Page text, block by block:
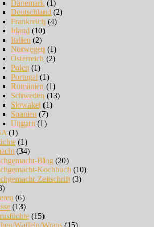
Dänemark (1)
Deutschland (2)
Frankreich (4)
Irland (10)
Italien (2)
Norwegen (1)
Österreich (2)
Polen (1)
Portugal (1)
Rumänien (1)
Schweden (13)
Slowakei (1)
Spanien (7)
Ungarn (1)
(1)
(1)
(34)
Blog (20)
Kochbuch (10)
Zeitschrift (3)
(6)
(13)
(15)
Waffeln/Wraps (15)